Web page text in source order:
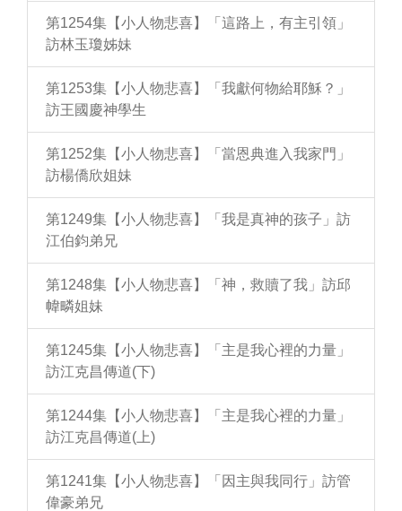
第1254集【小人物悲喜】「這路上，有主引領」
訪林玉瓊姊妹
第1253集【小人物悲喜】「我獻何物給耶穌？」
訪王國慶神學生
第1252集【小人物悲喜】「當恩典進入我家門」
訪楊僑欣姐妹
第1249集【小人物悲喜】「我是真神的孩子」訪
江伯鈞弟兄
第1248集【小人物悲喜】「神，救贖了我」訪邱
幃疄姐妹
第1245集【小人物悲喜】「主是我心裡的力量」
訪江克昌傳道(下)
第1244集【小人物悲喜】「主是我心裡的力量」
訪江克昌傳道(上)
第1241集【小人物悲喜】「因主與我同行」訪管
偉豪弟兄